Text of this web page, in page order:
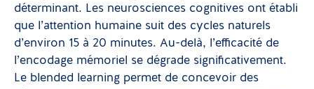
déterminant. Les neurosciences cognitives ont établi
que l’attention humaine suit des cycles naturels
d’environ 15 à 20 minutes. Au-delà, l’efficacité de
l’encodage mémoriel se dégrade significativement.
Le blended learning permet de concevoir des